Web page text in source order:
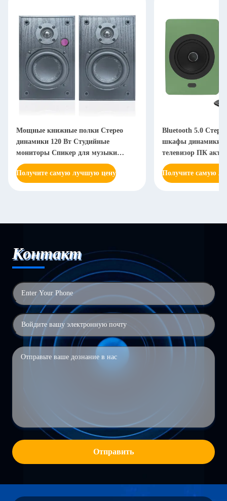
Мощные книжные полки Стерео
динамики 120 Вт Студийные
мониторы Спикер для музыки
Игровые проигрыватели
Получите самую лучшую цену
Bluetooth 5.0
шкафы динамики
телевизор ПК
аудио динамики
Получите самую
Контакт
Отправить